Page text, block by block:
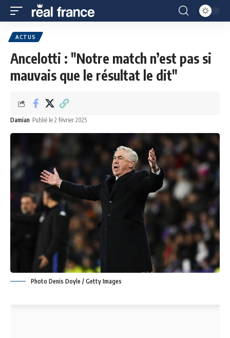
ACTUS
Ancelotti : "Notre match n’est pas si
mauvais que le résultat le dit"
Damian Publié le 2 février 2025
Photo Denis Doyle / Getty Images